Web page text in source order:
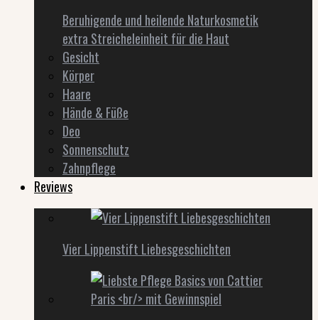
Beruhigende und heilende Naturkosmetik
extra Streicheleinheit für die Haut
Gesicht
Körper
Haare
Hände & Füße
Deo
Sonnenschutz
Zahnpflege
Reviews
Vier Lippenstift Liebesgeschichten